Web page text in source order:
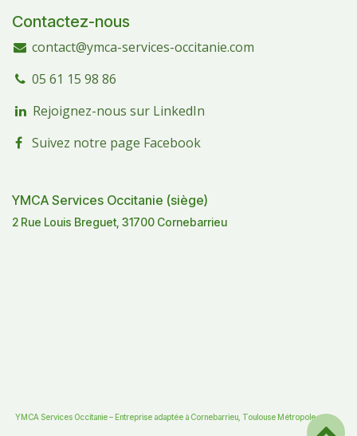
Contactez-nous
contact@ymca-services-occitanie.com
05 61 15 98 86
Rejoignez-nous sur LinkedIn
Suivez notre page Facebook
YMCA Services Occitanie (siège)
2 Rue Louis Breguet, 31700 Cornebarrieu
YMCA Services Occitanie – Entreprise adaptée à Cornebarrieu, Toulouse Métropole.